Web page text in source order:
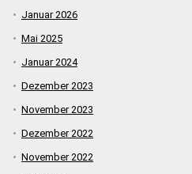
Januar 2026
Mai 2025
Januar 2024
Dezember 2023
November 2023
Dezember 2022
November 2022